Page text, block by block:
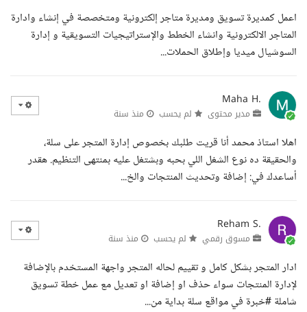
اعمل كمديرة تسويق ومديرة متاجر إلكترونية ومتخصصة في إنشاء وادارة
المتاجر الالكترونية وانشاء الخطط والإستراتيجيات التسويقية و إدارة
السوشيال ميديا وإطلاق الحملات...
Maha H.
مدير محتوى لم يحسب منذ سنة
اهلا استاذ محمد أنا قريت طلبك بخصوص إدارة المتجر على سلة،
والحقيقة ده نوع الشغل اللي بحبه وبشتغل عليه بمنتهى التنظيم. هقدر
أساعدك في: إضافة وتحديث المنتجات والخ...
Reham S.
مسوق رقمي لم يحسب منذ سنة
ادار المتجر بشكل كامل و تقييم لحاله المتجر واجهة المستخدم بالإضافة
لإدارة المنتجات سواء حذف او إضافة او تعديل مع عمل خطة تسويق
شاملة #خبرة في مواقع سلة بداية من...